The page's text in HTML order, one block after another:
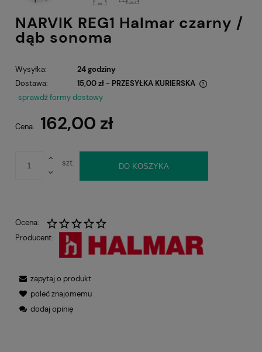
NARVIK REG1 Halmar czarny /
dąb sonoma
Wysyłka:
24 godziny
Dostawa:
15,00 zł - PRZESYŁKA KURIERSKA
Cena nie zawiera ewentualnych kosztów płatności
sprawdź formy dostawy
Cena: 162,00 zł
szt. DO KOSZYKA
Ocena:
Producent:
zapytaj o produkt
poleć znajomemu
dodaj opinię